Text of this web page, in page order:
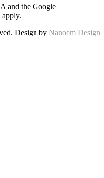
and the Google
apply.
Design by Nanoom Design